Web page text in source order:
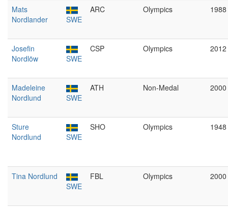
Mats
Nordlander
SWE
ARC Olympics 1988
Josefin
Nordlöw
SWE
CSP Olympics 2012
Madeleine
Nordlund
SWE
ATH Non-Medal 2000
Sture
Nordlund
SWE
SHO Olympics 1948
Tina Nordlund
SWE
FBL Olympics 2000